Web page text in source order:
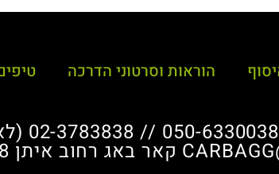
הוראות וסרטוני הדרכה
קאר באג רחוב איתן 8 ירושלים